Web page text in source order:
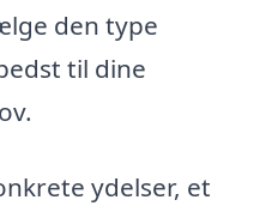
den type
til dine
ydelser, et